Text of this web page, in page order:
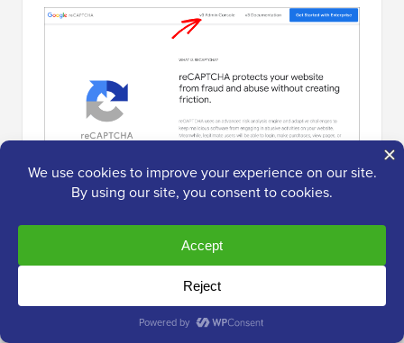
Depois disso, o Google pedirá para você fazer login
Em seguida, você pode inserir o nome do seu site e,
em seguida, selecionar ‘Score based (v3)’ nos tipos